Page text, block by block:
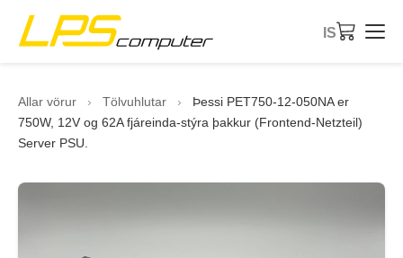
IS
Vörur
Þjónusta
Allar vörur › Tölvuhlutar ›
Þessi PET750-12-050NA er
750W, 12V og 62A fjáreinda-stýra þakkur (Frontend-Netzteil)
Server PSU.